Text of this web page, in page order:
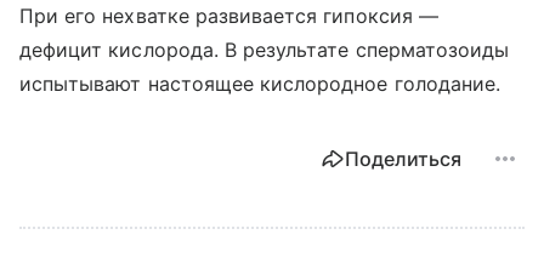
При его нехватке развивается гипоксия —
дефицит кислорода. В результате сперматозоиды
испытывают настоящее кислородное голодание.
Поделиться